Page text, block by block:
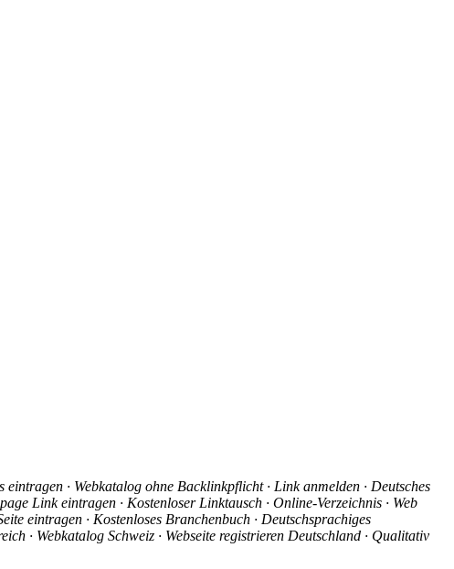
· Webkatalog ohne Backlinkpflicht · Link anmelden · Deutsches
Link eintragen · Kostenloser Linktausch · Online-Verzeichnis · Web
eintragen · Kostenloses Branchenbuch · Deutschsprachiges
· Webkatalog Schweiz · Webseite registrieren Deutschland · Qualitativ